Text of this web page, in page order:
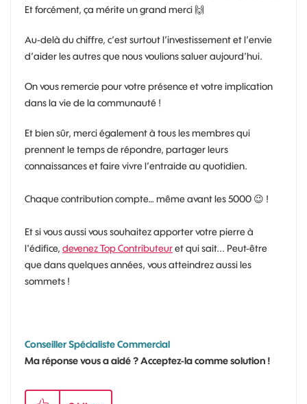
Et forcément, ça mérite un grand merci🙌
Au-delà du chiffre, c’est surtout l’investissement et l’envie
d’aider les autres que nous voulions saluer aujourd’hui.
On vous remercie pour votre présence et votre implication
dans la vie de la communauté !
Et bien sûr, merci également à tous les membres qui
prennent le temps de répondre, partager leurs
connaissances et faire vivre l’entraide au quotidien.
Chaque contribution compte… même avant les 5000 😉 !
Et si vous aussi vous souhaitez apporter votre pierre à
l'édifice, devenez Top Contributeuret qui sait... Peut-être
que dans quelques années, vous atteindrez aussi les
sommets !
Conseiller Spécialiste Commercial
Ma réponse vous a aidé ? Acceptez-la comme solution !